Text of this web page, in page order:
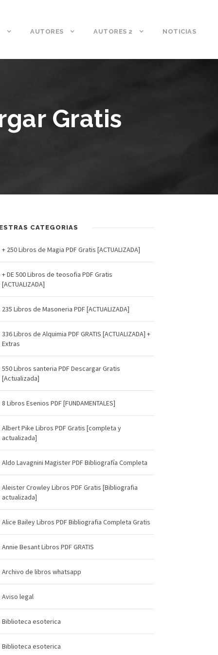
AUTORES AUTORES 2 NOTICIAS
Gratis
CATEGORIAS
+ 250 Libros de Magia PDF Gratis [ACTUALIZADA]
+ DE 500 Libros de teosofia PDF Gratis
[ACTUALIZADA]
235 Libros de Masoneria PDF [ACTUALIZADA]
336 Libros de Alquimia PDF GRATIS [ACTUALIZADA] +
Extras
550 Libros santeria PDF Descargar Gratis
[Actualizada]
8 Libros Esenios PDF [FUNDAMENTALES]
Albert Pike Libros PDF Gratis [completa y
actualizada]
Aldo Lavagnini Magister PDF Bibliografía Completa
Aleister Crowley Libros PDF Gratis [Bibliografia
actualizada]
Alice Bailey Libros PDF Bibliografia Completa Gratis
Annie Besant Libros PDF GRATIS
Archivo de libros whatsapp
Aviso legal
Biblioteca esoterica
Biblioteca esoterica